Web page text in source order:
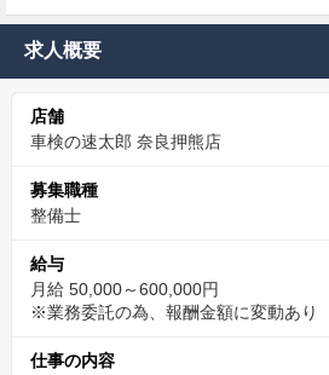
が、業界の未来そのものになります。
お客様の顔が見えるから、やり
じられる
当社のクイック車検では、お客様立ち合
す。
デジタルツールを使い、分かりやすく車
その結果、お客様から直接「ありがとう
た」という言葉をいただけます。
はずです。
求人概要
店舗
車検の速太郎 奈良押熊店
募集職種
整備士
給与
月給 50,000～600,000円
※業務委託の為、報酬金額に変動あり
仕事の内容